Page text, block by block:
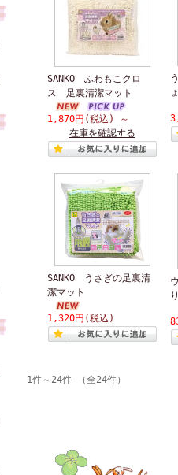
SANKO ふわもこクロ
ス 足裏清潔マット
1,870円 (税込)
～
在庫を確認する
SANKO うさぎの足裏清
潔マット
1,320円 (税込)
1件～24件 （全24件）